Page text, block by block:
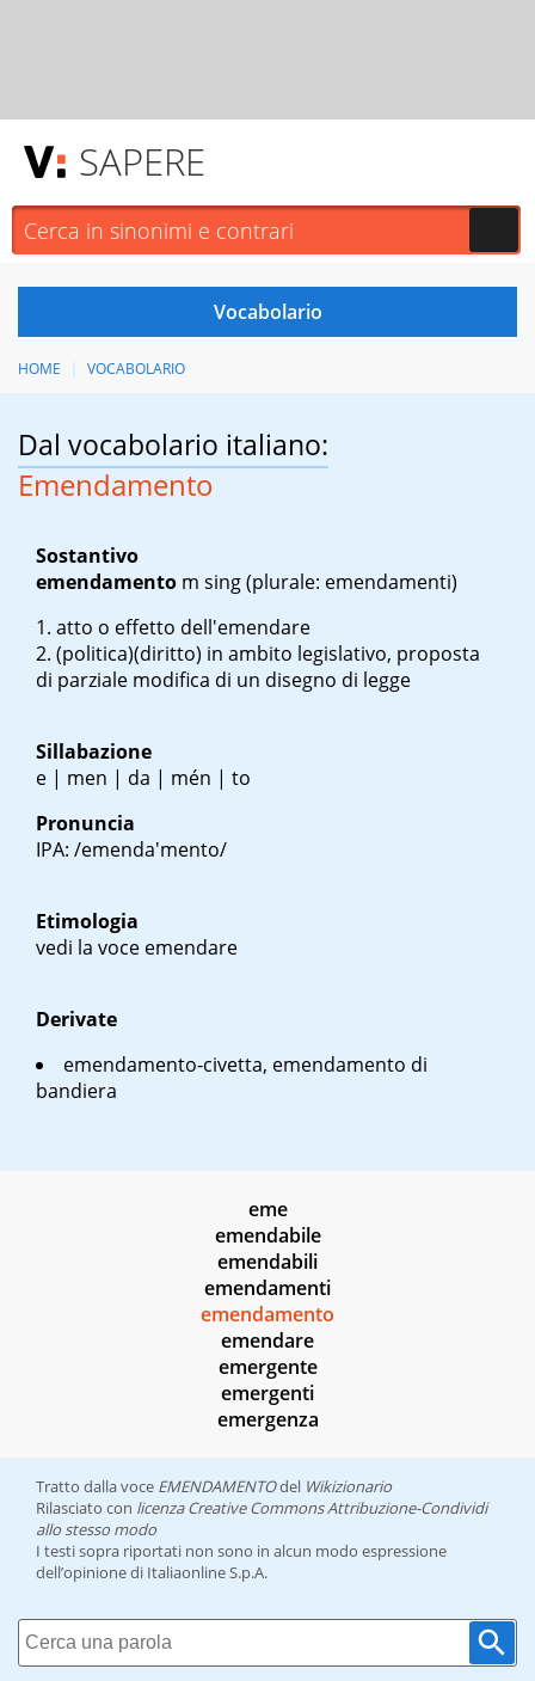
SAPERE
HOME VOCABOLARIO
Dal vocabolario italiano:
Emendamento
Sostantivo
emendamento m sing(plurale: emendamenti)
atto o effetto dell'emendare
(politica)(diritto) in ambito legislativo, proposta
di parziale modifica di un disegno di legge
Sillabazione
e | men | da | mén | to
Pronuncia
IPA: /emenda'mento/
Etimologia
vedi la voce emendare
Derivate
emendamento-civetta, emendamento di
bandiera
eme
emendabile
emendabili
emendamenti
emendamento
emendare
emergente
emergenti
emergenza
Tratto dalla voce EMENDAMENTOdel Wikizionario
Rilasciato con licenza Creative Commons Attribuzione-Condividi
allo stesso modo
I testi sopra riportati non sono in alcun modo espressione
dell’opinione di Italiaonline S.p.A.